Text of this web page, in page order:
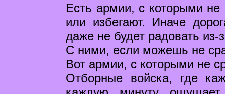
Есть армии, с которыми не
или избегают. Иначе
даже не будет радовать из-
С ними, если можешь не
Вот армии, с которыми не
Отборные войска, где